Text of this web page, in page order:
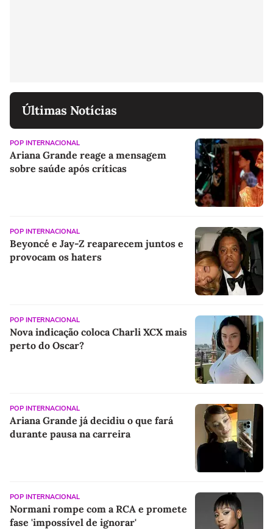
Últimas Notícias
POP INTERNACIONAL
Ariana Grande reage a mensagem
sobre saúde após críticas
POP INTERNACIONAL
Beyoncé e Jay-Z reaparecem juntos e
provocam os haters
POP INTERNACIONAL
Nova indicação coloca Charli XCX mais
perto do Oscar?
POP INTERNACIONAL
Ariana Grande já decidiu o que fará
durante pausa na carreira
POP INTERNACIONAL
Normani rompe com a RCA e promete
fase 'impossível de ignorar'